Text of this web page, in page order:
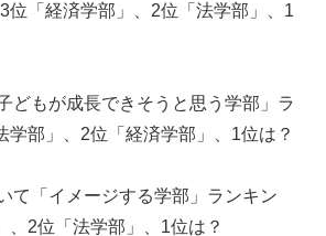
位「経済学部」、2位「法学部」、1
どもが成長できそうと思う学部」ラ
学部」、2位「経済学部」、1位は？
て「イメージする学部」ランキン
、2位「法学部」、1位は？